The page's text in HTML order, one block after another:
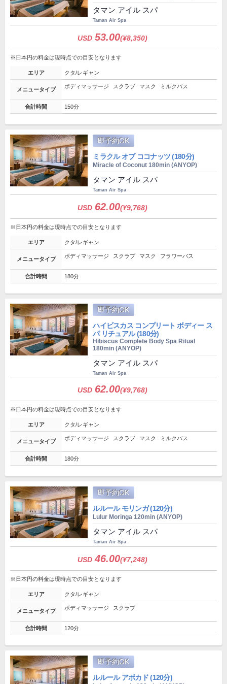
タマン アイル スパ
Taman Air Spa
USD 53.00(¥8,350)
※日本円の料金は現時点での目安となります
エリア クタ/レギャン
メニュータイプ ボディマッサージ スクラブ マスク ミルクバス
合計時間 150分
即予約OK
ミラクル オブ ココナッツ (180分)
Miracle of Coconut 180min (ANYOP)
タマン アイル スパ
Taman Air Spa
USD 62.00(¥9,768)
※日本円の料金は現時点での目安となります
エリア クタ/レギャン
メニュータイプ ボディマッサージ スクラブ マスク フラワーバス
合計時間 180分
即予約OK
ハイビスカス コンプリート ボディー ス
パ リチュアル (180分)
Hibiscus Complete Body Spa Ritual
180min (ANYOP)
タマン アイル スパ
Taman Air Spa
USD 62.00(¥9,768)
※日本円の料金は現時点での目安となります
エリア クタ/レギャン
メニュータイプ ボディマッサージ スクラブ マスク ミルクバス
合計時間 180分
即予約OK
ルルール モリンガ (120分)
Lulur Moringa 120min (ANYOP)
タマン アイル スパ
Taman Air Spa
USD 46.00(¥7,248)
※日本円の料金は現時点での目安となります
エリア クタ/レギャン
メニュータイプ ボディマッサージ スクラブ
合計時間 120分
即予約OK
ルルール アボカド (120分)